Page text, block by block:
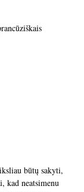
būtų sakyti,
kad neatsimenu